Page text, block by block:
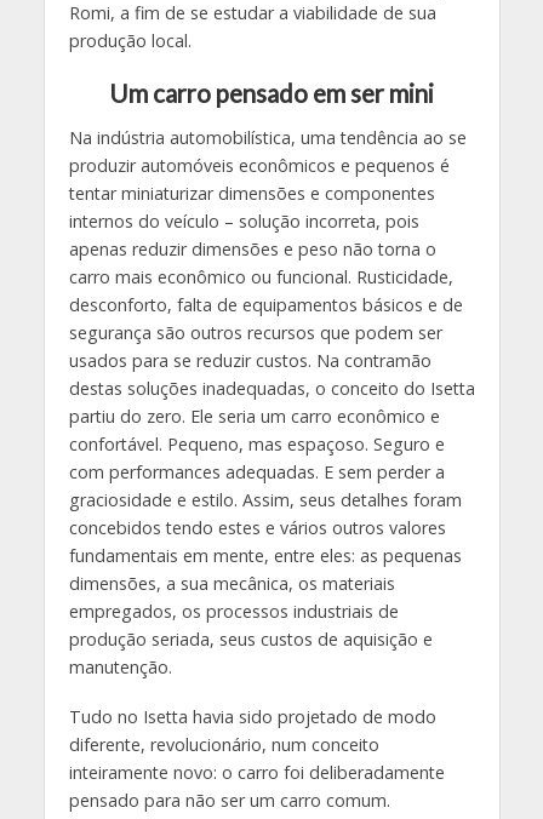
Romi, a fim de se estudar a viabilidade de sua
produção local.
Um carro pensado em ser mini
Na indústria automobilística, uma tendência ao se
produzir automóveis econômicos e pequenos é
tentar miniaturizar dimensões e componentes
internos do veículo – solução incorreta, pois
apenas reduzir dimensões e peso não torna o
carro mais econômico ou funcional. Rusticidade,
desconforto, falta de equipamentos básicos e de
segurança são outros recursos que podem ser
usados para se reduzir custos. Na contramão
destas soluções inadequadas, o conceito do Isetta
partiu do zero. Ele seria um carro econômico e
confortável. Pequeno, mas espaçoso. Seguro e
com performances adequadas. E sem perder a
graciosidade e estilo. Assim, seus detalhes foram
concebidos tendo estes e vários outros valores
fundamentais em mente, entre eles: as pequenas
dimensões, a sua mecânica, os materiais
empregados, os processos industriais de
produção seriada, seus custos de aquisição e
manutenção.
Tudo no Isetta havia sido projetado de modo
diferente, revolucionário, num conceito
inteiramente novo: o carro foi deliberadamente
pensado para não ser um carro comum.